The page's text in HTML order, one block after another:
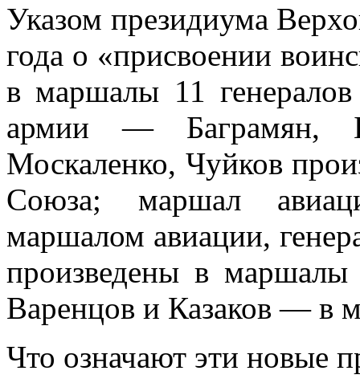
Указом президиума
года о «присвое­нии
в маршалы 11 генералов
армии — Баграмян,
Москален­ко, Чуйков
Союза; маршал
маршалом авиации,
произведены в маршалы
Варенцов и Казаков — в
Что означают эти новые